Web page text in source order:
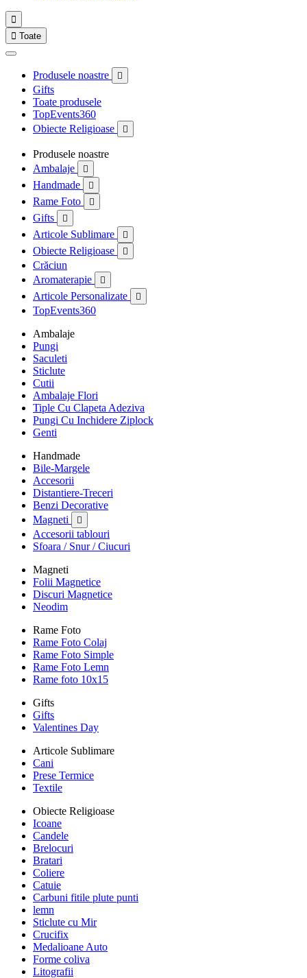

 Toate
Produsele noastre 
Gifts
Toate produsele
TopEvents360
Obiecte Religioase

Produsele noastre
Ambalaje

Handmade 
Rame Foto 
Gifts 
Articole Sublimare 
Obiecte Religioase 
Crăciun
Aromaterapie

Articole Personalizate 
TopEvents360
Ambalaje
Pungi
Saculeti
Sticlute
Cutii
Ambalaje Flori
Tiple Cu Clapeta Adeziva
Pungi Cu Inchidere Ziplock
Genti
Handmade
Bile-Margele
Accesorii
Distantiere-Treceri
Benzi Decorative
Magneti

Accesorii tablouri
Sfoara / Snur / Ciucuri
Magneti
Folii Magnetice
Discuri Magnetice
Neodim
Rame Foto
Rame Foto Colaj
Rame Foto Simple
Rame Foto Lemn
Rame foto 10x15
Gifts
Gifts
Valentines Day
Articole Sublimare
Cani
Prese Termice
Textile
Obiecte Religioase
Icoane
Candele
Brelocuri
Bratari
Coliere
Catuie
Carbuni fitile plute punti
lemn
Sticlute cu Mir
Crucifix
Medalioane Auto
Forme coliva
Litografii